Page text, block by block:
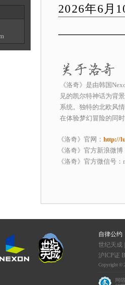
2026年6月
《洛奇》是由韩国
见的凯尔特神话为背
系统。独特的北欧风
在体验梦幻冒险的同
《洛奇》官网： http://
《洛奇》官方新浪微博
《洛奇》官方微信号
自律公约
世纪天成
沪ICP证
Copyright ©